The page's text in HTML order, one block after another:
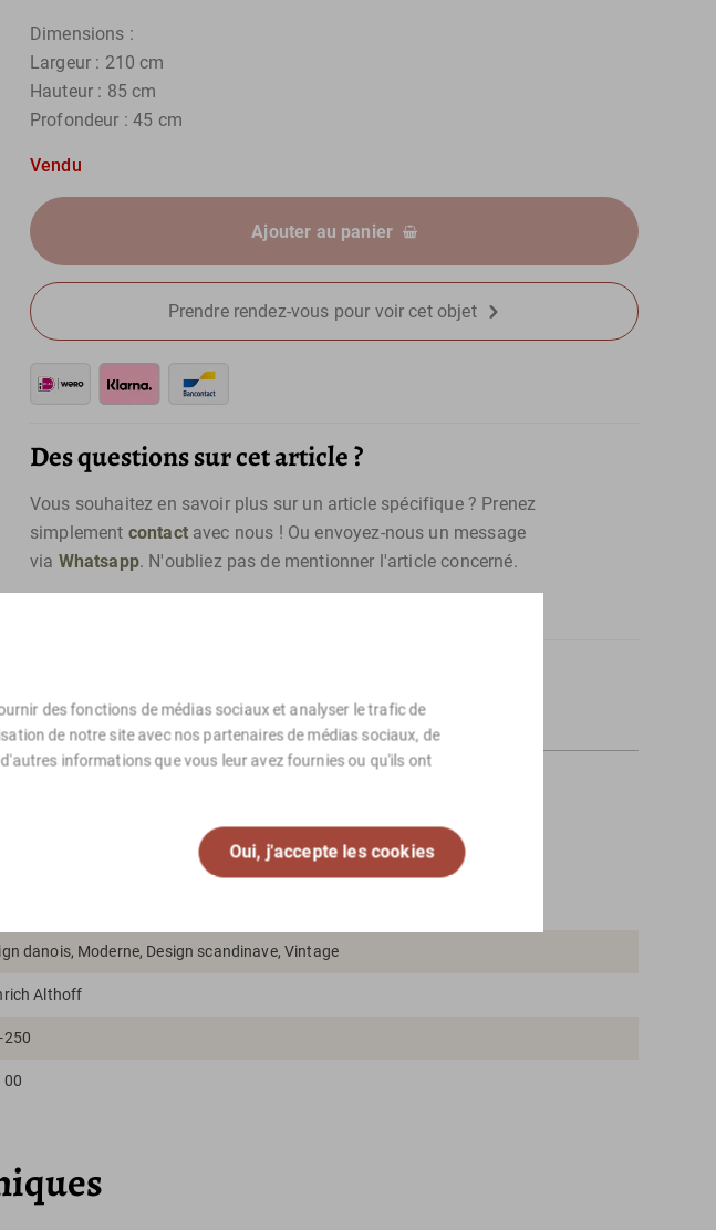
des fonctions de médias sociaux et analyser le trafic de
de notre site avec nos partenaires de médias sociaux, de
informations que vous leur avez fournies ou qu'ils ont
Oui, j'accepte les cookies
Dimensions :
Largeur : 210 cm
Hauteur : 85 cm
Profondeur : 45 cm
Vendu
Ajouter au panier
Prendre rendez-vous pour voir cet objet
Des questions sur cet article ?
Vous souhaitez en savoir plus sur un article spécifique ? Prenez
simplement contactavec nous ! Ou envoyez-nous un message
via Whatsapp. N'oubliez pas de mentionner l'article concerné.
danois, Moderne, Design scandinave, Vintage
Althoff
250